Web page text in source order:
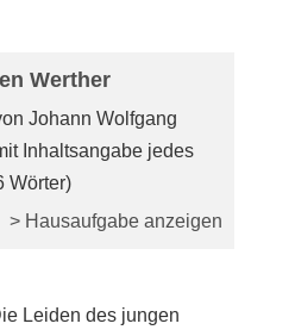
Werther
Johann Wolfgang
Inhaltsangabe jedes
Wörter)
> Hausaufgabe anzeigen
Leiden des jungen